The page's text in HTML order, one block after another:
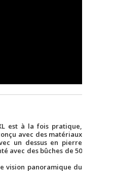
est à la fois pratique,
avec des matériaux
un dessus en pierre
avec des bûches de 50
vision panoramique du